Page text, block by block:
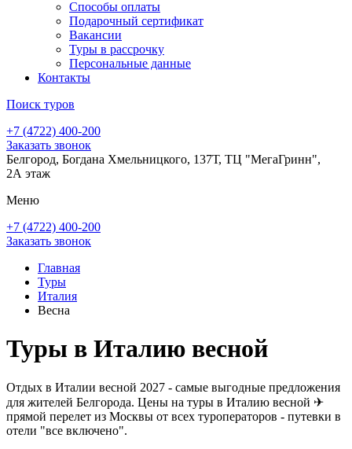
Способы оплаты
Подарочный сертификат
Вакансии
Туры в рассрочку
Персональные данные
Контакты
Поиск туров
+7 (4722) 400-200
Заказать звонок
Белгород, Богдана Хмельницкого, 137Т, ТЦ "МегаГринн",
2А этаж
Меню
+7 (4722) 400-200
Заказать звонок
Главная
Туры
Италия
Весна
Туры в Италию весной
Отдых в Италии весной 2027 - самые выгодные предложения
для жителей Белгорода. Цены на туры в Италию весной ✈
прямой перелет из Москвы от всех туроператоров - путевки в
отели "все включено".